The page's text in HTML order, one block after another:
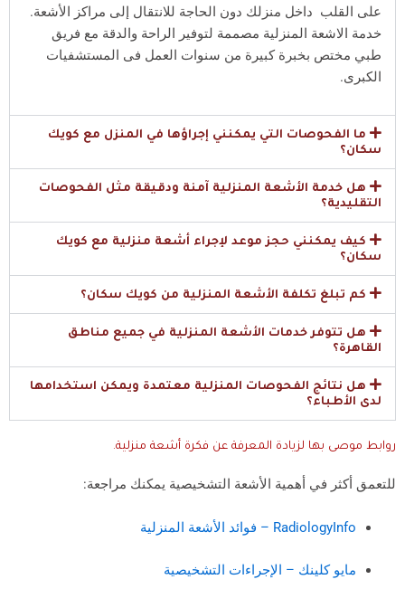
القلب داخل منزلك دون الحاجة للانتقال إلى مراكز الأشعة.
الاشعة المنزلية مصممة لتوفير الراحة والدقة مع فريق
مختص بخبرة كبيرة من سنوات العمل فى المستشفيات
ما الفحوصات التي يمكنني إجراؤها في المنزل مع كويك
هل خدمة الأشعة المنزلية آمنة ودقيقة مثل الفحوصات
كيف يمكنني حجز موعد لإجراء أشعة منزلية مع كويك
كم تبلغ تكلفة الأشعة المنزلية من كويك سكان؟
هل تتوفر خدمات الأشعة المنزلية في جميع مناطق
هل نتائج الفحوصات المنزلية معتمدة ويمكن استخدامها
الأطباء؟
موصى بها لزيادة المعرفة عن فكرة أشعة منزلية.
أكثر في أهمية الأشعة التشخيصية يمكنك مراجعة:
RadiologyInfo – فوائد الأشعة المنزلية
مايو كلينك – الإجراءات التشخيصية